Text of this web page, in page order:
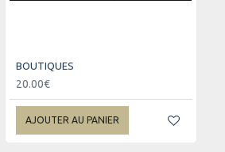
BOUTIQUES
20.00€
AJOUTER AU PANIER